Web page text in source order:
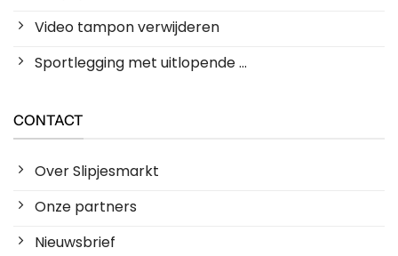
Video tampon verwijderen
Sportlegging met uitlopende ...
CONTACT
Over Slipjesmarkt
Onze partners
Nieuwsbrief